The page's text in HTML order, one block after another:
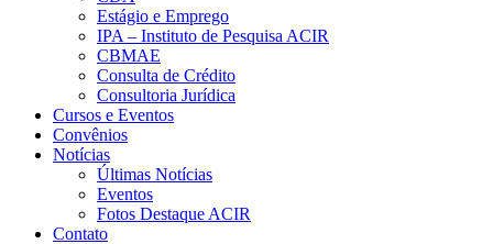
Estágio e Emprego
IPA – Instituto de Pesquisa ACIR
CBMAE
Consulta de Crédito
Consultoria Jurídica
Cursos e Eventos
Convênios
Notícias
Últimas Notícias
Eventos
Fotos Destaque ACIR
Contato